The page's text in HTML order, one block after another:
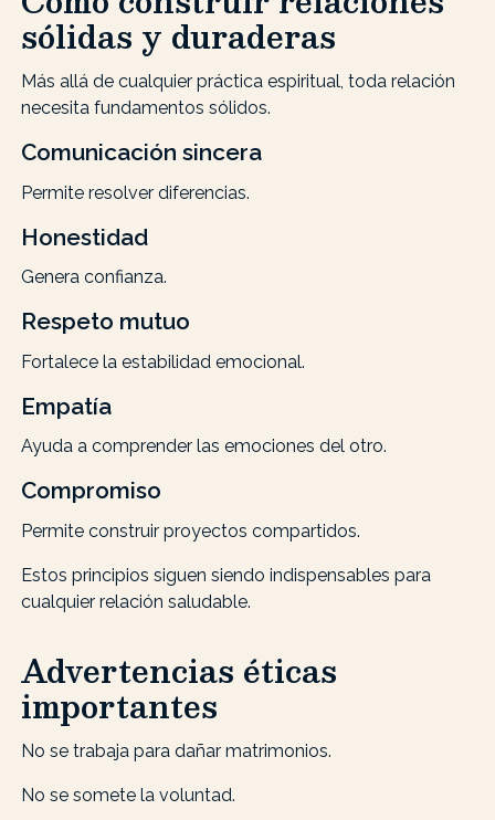
sólidas y duraderas
Más allá de cualquier práctica espiritual, toda relación
necesita fundamentos sólidos.
Comunicación sincera
Permite resolver diferencias.
Honestidad
Genera confianza.
Respeto mutuo
Fortalece la estabilidad emocional.
Empatía
Ayuda a comprender las emociones del otro.
Compromiso
Permite construir proyectos compartidos.
Estos principios siguen siendo indispensables para
cualquier relación saludable.
Advertencias éticas
importantes
No se trabaja para dañar matrimonios.
No se somete la voluntad.